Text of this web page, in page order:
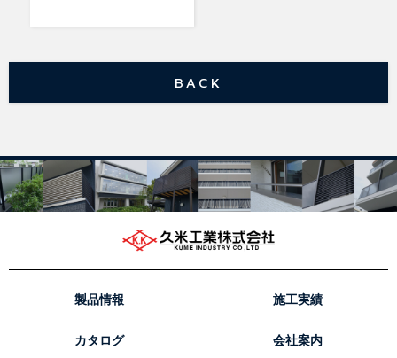
BACK
製品情報 施工実績
カタログ 会社案内